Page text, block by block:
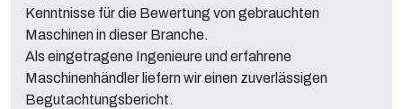
Kenntnisse für die Bewertung von gebrauchten
Maschinen in dieser Branche.
Als eingetragene Ingenieure und erfahrene
Maschinenhändler liefern wir einen zuverlässigen
Begutachtungsbericht.